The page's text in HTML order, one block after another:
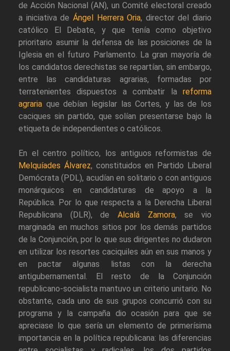
de Acción Nacional (AN), un Comité electoral creado
a iniciativa de Ángel Herrera Oria, director del diario
católico El Debate, y que tenía como objetivo
prioritario asumir la defensa de las posiciones de la
Iglesia en el futuro Parlamento. La gran mayoría de
los candidatos derechistas se repartían, sin embargo,
entre las candidaturas agrarias, formadas por
terratenientes dispuestos a combatir la reforma
agraria que debían legislar las Cortes, y las de los
caciques sin partido, que solían presentarse bajo la
etiqueta de independientes o católicos.
En el centro político, los antiguos reformistas de
Melquíades Álvarez, constituidos en Partido Liberal
Demócrata (PDL), acudían en solitario o con antiguos
monárquicos en candidaturas de apoyo a la
República. Por lo que respecta a la Derecha Liberal
Republicana (DLR), de Alcalá Zamora, se vio
marginada en muchos sitios por los demás partidos
de la Conjunción, por lo que sus dirigentes no dudaron
en utilizar los resortes caciquiles aún en sus manos y
en pactar algunas listas con la derecha
antigubernamental. El resto de la Conjunción
republicano-socialista mantuvo un criterio unitario. No
obstante, cada uno de sus grupos concurrió con su
programa y la campaña dio ocasión para que se
apreciase lo que sería un elemento de primerísima
importancia en la política republicana: las diferencias